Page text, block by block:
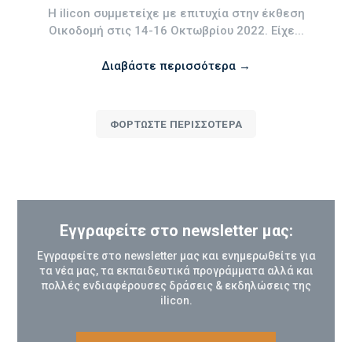
Η ilicon συμμετείχε με επιτυχία στην έκθεση
Οικοδομή στις 14-16 Οκτωβρίου 2022. Είχε...
Διαβάστε περισσότερα →
ΦΟΡΤΏΣΤΕ ΠΕΡΙΣΣΌΤΕΡΑ
Εγγραφείτε στο newsletter μας:
Εγγραφείτε στο newsletter μας και ενημερωθείτε για
τα νέα μας, τα εκπαιδευτικά προγράμματα αλλά και
πολλές ενδιαφέρουσες δράσεις & εκδηλώσεις της
ilicon.